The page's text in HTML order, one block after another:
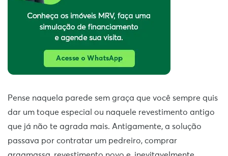
Pense naquela parede sem graça que você sempre quis
dar um toque especial ou naquele revestimento antigo
que já não te agrada mais. Antigamente, a solução
passava por contratar um pedreiro, comprar